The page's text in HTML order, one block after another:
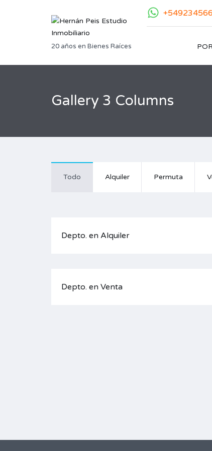
20 años en Bienes Raíces
Gallery 3 Columns
Todo Alquiler Permuta
Depto. en Alquiler
Depto. en Venta